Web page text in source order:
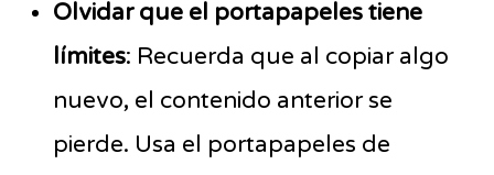
Olvidar que el portapapeles tiene
límites: Recuerda que al copiar algo
nuevo, el contenido anterior se
pierde. Usa el portapapeles de